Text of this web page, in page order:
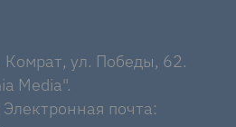
ул. Победы, 62.
Media".
почта: